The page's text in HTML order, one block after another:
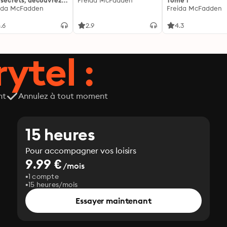
...
McFadden
2.9
Freida McFadden
4.3
:
Annulez à tout moment
15 heures
Pour accompagner vos loisirs
9.99 €/mois
1 compte
15 heures/mois
Essayer maintenant